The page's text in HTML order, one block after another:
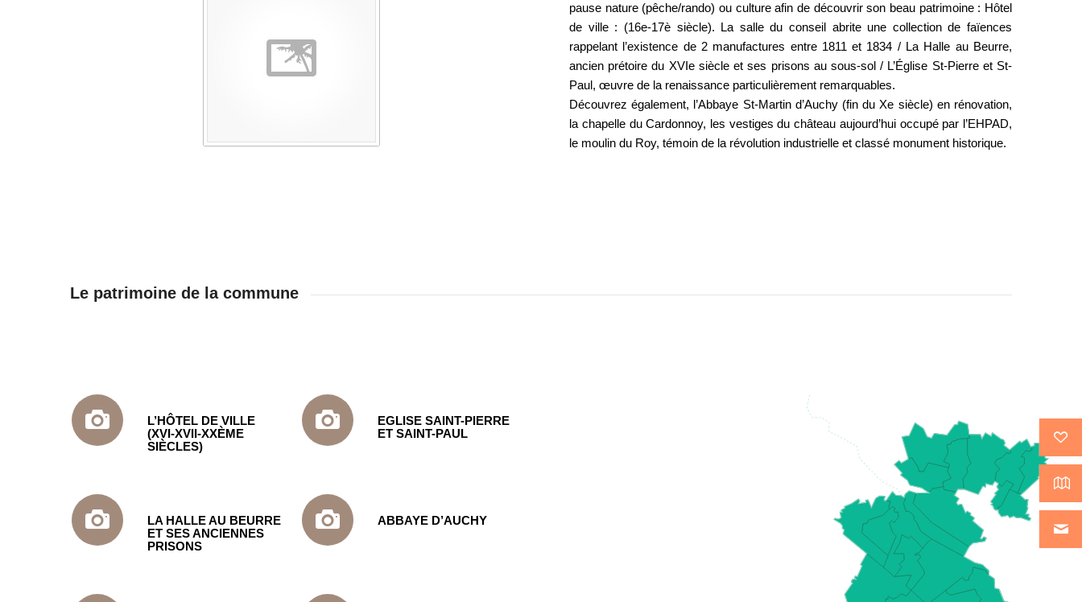
pause nature (pêche/rando) ou culture afin de découvrir son beau patrimoine : Hôtel
de ville : (16e-17è siècle). La salle du conseil abrite une collection de faïences
rappelant l’existence de 2 manufactures entre 1811 et 1834 / La Halle au Beurre,
ancien prétoire du XVIe siècle et ses prisons au sous-sol / L’Église St-Pierre et St-
Paul, œuvre de la renaissance particulièrement remarquables.
Découvrez également, l’Abbaye St-Martin d’Auchy (fin du Xe siècle) en rénovation,
la chapelle du Cardonnoy, les vestiges du château aujourd’hui occupé par l’EHPAD,
le moulin du Roy, témoin de la révolution industrielle et classé monument historique.
Le patrimoine de la commune
L’HÔTEL DE VILLE
(XVI-XVII-XXÈME
SIÈCLES)
EGLISE SAINT-PIERRE
ET SAINT-PAUL
LA HALLE AU BEURRE
ET SES ANCIENNES
PRISONS
ABBAYE D’AUCHY